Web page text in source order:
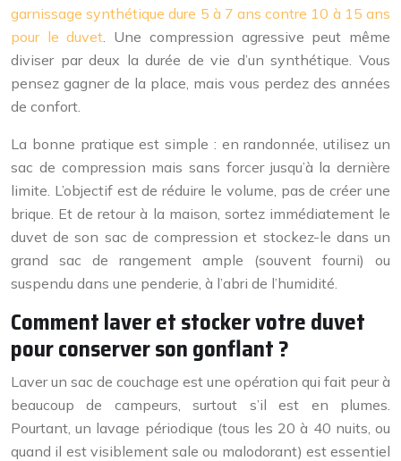
garnissage synthétique dure 5 à 7 ans contre 10 à 15 ans
pour le duvet . Une compression agressive peut même
diviser par deux la durée de vie d’un synthétique. Vous
pensez gagner de la place, mais vous perdez des années
de confort.
La bonne pratique est simple : en randonnée, utilisez un
sac de compression mais sans forcer jusqu’à la dernière
limite. L’objectif est de réduire le volume, pas de créer une
brique. Et de retour à la maison, sortez immédiatement le
duvet de son sac de compression et stockez-le dans un
grand sac de rangement ample (souvent fourni) ou
suspendu dans une penderie, à l’abri de l’humidité.
Comment laver et stocker votre duvet
pour conserver son gonflant ?
Laver un sac de couchage est une opération qui fait peur à
beaucoup de campeurs, surtout s’il est en plumes.
Pourtant, un lavage périodique (tous les 20 à 40 nuits, ou
quand il est visiblement sale ou malodorant) est essentiel